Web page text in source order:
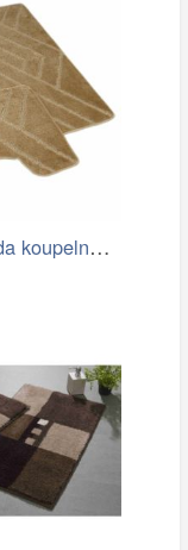
Kvalitex Sada koupelnových předložek…